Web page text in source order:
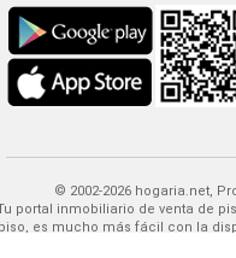
© 2002-2026 hogaria.net,
Encontrar tu casa o
es mucho más fácil con la